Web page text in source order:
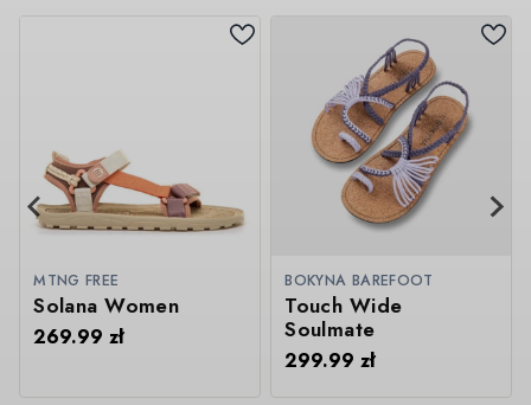
MTNG FREE
Solana Women
269.99zł
BOKYNA BAREFOOT
Touch Wide
Soulmate
299.99zł